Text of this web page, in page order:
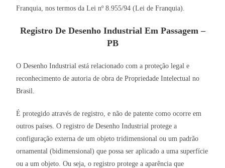
Franquia, nos termos da Lei nº 8.955/94 (Lei de Franquia).
Registro De Desenho Industrial Em Passagem –
PB
O Desenho Industrial está relacionado com a proteção legal e
reconhecimento de autoria de obra de Propriedade Intelectual no
Brasil.
É protegido através de registro, e não de patente como ocorre em
outros países. O registro de Desenho Industrial protege a
configuração externa de um objeto tridimensional ou um padrão
ornamental (bidimensional) que possa ser aplicado a uma superfície
ou a um objeto. Ou seja, o registro protege a aparência que